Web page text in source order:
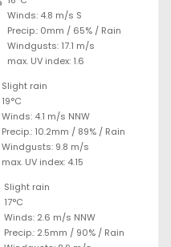
Winds: 4.8 m/s S
Precip.: 0mm / 65% / Rain
Windgusts: 17.1 m/s
max. UV index: 1.6
Slight rain
19°C
Winds: 4.1 m/s NNW
Precip.: 10.2mm / 89% / Rain
Windgusts: 9.8 m/s
max. UV index: 4.15
Slight rain
17°C
Winds: 2.6 m/s NNW
Precip.: 2.5mm / 90% / Rain